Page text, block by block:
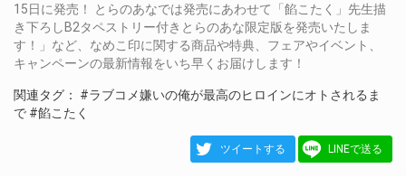
15日に発売！ とらのあなでは発売にあわせて「餡こたく」先生描
き下ろしB2タペストリー付きとらのあな限定版を発売いたしま
す！」など、なめこ印に関する商品や特典、フェアやイベント、
キャンペーンの最新情報をいち早くお届けします！
関連タグ： #ラブコメ嫌いの俺が最高のヒロインにオトされるま
で #餡こたく
ツイートする LINEで送る